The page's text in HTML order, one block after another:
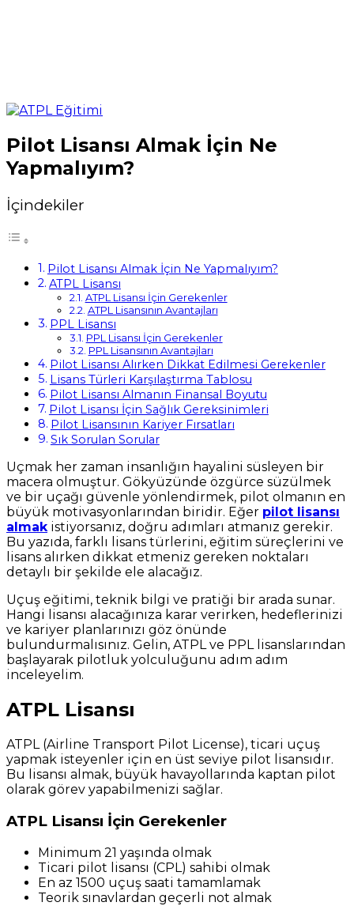
Pilot Lisansı Almak İçin Ne
Yapmalıyım?
İçindekiler
Pilot Lisansı Almak İçin Ne Yapmalıyım?
ATPL Lisansı
ATPL Lisansı İçin Gerekenler
ATPL Lisansının Avantajları
PPL Lisansı
PPL Lisansı İçin Gerekenler
PPL Lisansının Avantajları
Pilot Lisansı Alırken Dikkat Edilmesi Gerekenler
Lisans Türleri Karşılaştırma Tablosu
Pilot Lisansı Almanın Finansal Boyutu
Pilot Lisansı İçin Sağlık Gereksinimleri
Pilot Lisansının Kariyer Fırsatları
Sık Sorulan Sorular
Uçmak her zaman insanlığın hayalini süsleyen bir
macera olmuştur. Gökyüzünde özgürce süzülmek
ve bir uçağı güvenle yönlendirmek, pilot olmanın en
büyük motivasyonlarından biridir. Eğer pilot lisansı
almakistiyorsanız, doğru adımları atmanız gerekir.
Bu yazıda, farklı lisans türlerini, eğitim süreçlerini ve
lisans alırken dikkat etmeniz gereken noktaları
detaylı bir şekilde ele alacağız.
Uçuş eğitimi, teknik bilgi ve pratiği bir arada sunar.
Hangi lisansı alacağınıza karar verirken, hedeflerinizi
ve kariyer planlarınızı göz önünde
bulundurmalısınız. Gelin, ATPL ve PPL lisanslarından
başlayarak pilotluk yolculuğunu adım adım
inceleyelim.
ATPL Lisansı
ATPL (Airline Transport Pilot License), ticari uçuş
yapmak isteyenler için en üst seviye pilot lisansıdır.
Bu lisansı almak, büyük havayollarında kaptan pilot
olarak görev yapabilmenizi sağlar.
ATPL Lisansı İçin Gerekenler
Minimum 21 yaşında olmak
Ticari pilot lisansı (CPL) sahibi olmak
En az 1500 uçuş saati tamamlamak
Teorik sınavlardan geçerli not almak